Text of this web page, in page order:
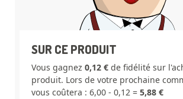
SUR CE PRODUIT
Vous gagnez 0,12 € de fidélité sur
produit. Lors de votre prochaine
vous coûtera : 6,00 - 0,12 = 5,88 €